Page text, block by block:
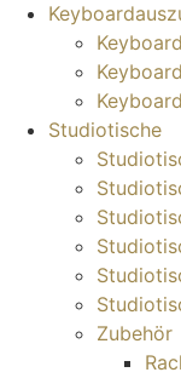
Studiotische
Zubehör